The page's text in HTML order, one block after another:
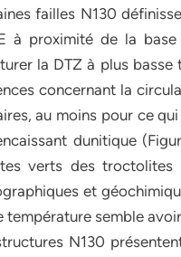
failles N130
à proximité de la
la DTZ à plus
concernant la
au moins pour ce
dunitique
verts des
et
température semble
N130